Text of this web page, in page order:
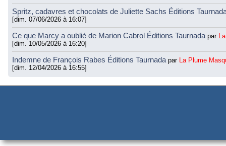
Spritz, cadavres et chocolats de Juliette Sachs Éditions
[dim. 07/06/2026 à 16:07]
Ce que Marcy a oublié de Marion Cabrol Éditions Taurnada par
[dim. 10/05/2026 à 16:20]
Indemne de François Rabes Éditions Taurnada par La Plume
[dim. 12/04/2026 à 16:55]